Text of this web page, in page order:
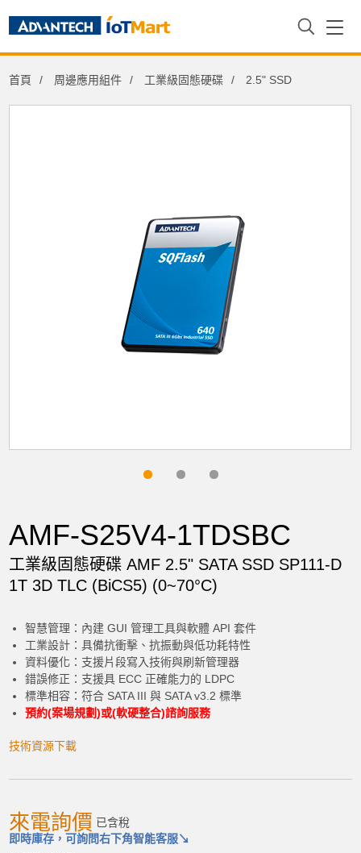
首頁 周邊應用組件 工業級固態硬碟 2.5" SSD
AMF-S25V4-1TDSBC
工業級固態硬碟 AMF 2.5" SATA SSD SP111-D
1T 3D TLC (BiCS5) (0~70°C)
智慧管理：內建 GUI 管理工具與軟體 API 套件
工業設計：具備抗衝擊、抗振動與低功耗特性
資料優化：支援片段寫入技術與刷新管理器
錯誤修正：支援具 ECC 正確能力的 LDPC
標準相容：符合 SATA III 與 SATA v3.2 標準
預約(案場規劃)或(軟硬整合)諮詢服務
技術資源下載
來電詢價 已含稅
即時庫存，可詢問右下角智能客服↘
加入購物車